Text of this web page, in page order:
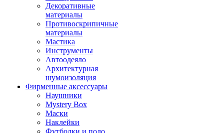
Декоративные
материалы
Противоскрипичные
материалы
Мастика
Инструменты
Автоодеяло
Архитектурная
шумоизоляция
Фирменные аксессуары
Наушники
Mystery Box
Маски
Наклейки
Футболки и поло